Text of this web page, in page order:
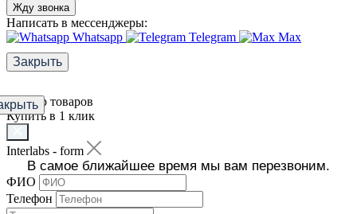
Жду звонка
Написать в мессенджеры:
Whatsapp
Telegram
Max
Закрыть
Фильтр товаров
Купить в 1 клик
Interlabs - form
В самое ближайшее время мы вам перезвоним.
ФИО
Телефон